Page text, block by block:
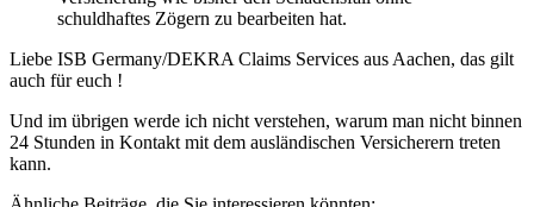
schuldhaftes Zögern zu bearbeiten hat.
Liebe ISB Germany/DEKRA Claims Services aus Aachen, das gilt
auch für euch !
Und im übrigen werde ich nicht verstehen, warum man nicht binnen
24 Stunden in Kontakt mit dem ausländischen Versicherern treten
kann.